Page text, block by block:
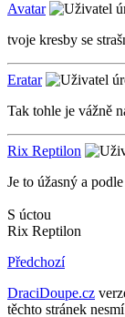
Avatar
tvoje kresby se
Eratar
Tak tohle je vážně
Rix Reptilon
Je to úžasný a
S úctou
Rix Reptilon
Předchozí
DraciDoupe.cz
těchto stránek